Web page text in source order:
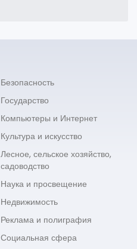
Безопасность
Государство
Компьютеры и Интернет
Культура и искусство
Лесное, сельское хозяйство,
садоводство
Наука и просвещение
Недвижимость
Реклама и полиграфия
Социальная сфера